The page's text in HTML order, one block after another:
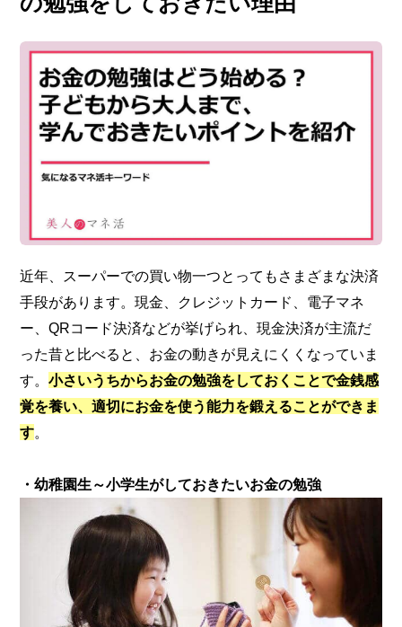
近年、スーパーでの買い物一つとってもさまざまな決済
手段があります。現金、クレジットカード、電子マネ
ー、QRコード決済などが挙げられ、現金決済が主流だ
った昔と比べると、お金の動きが見えにくくなっていま
す。小さいうちからお金の勉強をしておくことで金銭感
覚を養い、適切にお金を使う能力を鍛えることができま
す
・幼稚園生～小学生がしておきたいお金の勉強